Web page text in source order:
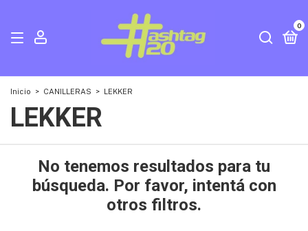
0
Inicio > CANILLERAS > LEKKER
LEKKER
No tenemos resultados para tu
búsqueda. Por favor, intentá con
otros filtros.